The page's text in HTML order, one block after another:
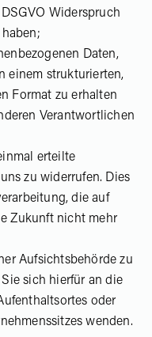
Widerspruch
Daten,
einem strukturierten,
Format zu erhalten
Verantwortlichen
erteilte
zu widerrufen. Dies
die auf
Zukunft nicht mehr
Aufsichtsbehörde zu
sich hierfür an die
oder
wenden.